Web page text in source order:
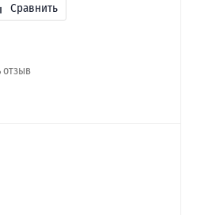
Сравнить
отзыв